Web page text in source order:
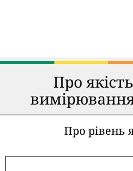
Про
Про рівень